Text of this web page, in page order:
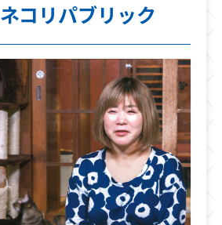
ネコリパブリック